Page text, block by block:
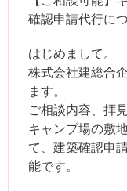
確認申請代行に
はじめまして。
株式会社建総合
ます。
ご相談内容、拝
キャンプ場の敷
て、建築確認申
能です。